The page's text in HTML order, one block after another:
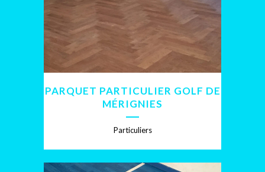
PARQUET PARTICULIER GOLF DE
MÉRIGNIES
Particuliers